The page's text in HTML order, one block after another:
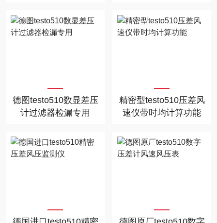
德图testo510数显差压
计过滤器检漏专用
精密型testo510压差风
速仪带时均计算功能